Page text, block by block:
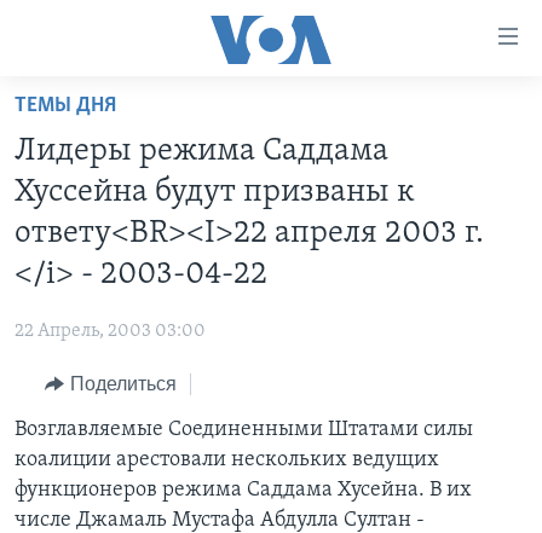
Перейти
основной
контент
Перейти
основной
Перейти
поиск
ПРОГРАММЫ
НОВОСТИ ЗА МИНУТУ
ПОЧЕМУ ЭТО ВАЖНО?
ДИСКУССИЯ VOA
ДЕТАЛИ
НЬЮ-ЙОРК NEW YORK
АМЕРИКА. БОЛЬШОЕ ПУТЕШЕСТВИЕ
ПРОЕКТЫ
УЧИМ АНГЛИЙСКИЙ
А КАК В АМЕРИКЕ?
АРТЕФАКТЫ
АМЕРИКАНСКИЕ ГОРОДКИ
ЭКСПЕРТИЗА
ФАКТЫ ПРОТИВ ФЕЙКОВ
ЗА СВОБОДУ ПРЕССЫ
УЧИМ АНГЛИЙСКИЙ
ВИДЕО
ПОДПИСКА НА НОВОСТИ
ТЕМЫ ДНЯ
Лидеры режима Саддама
Хуссейна будут призваны к
ответу<BR><I>22 апреля 2003 г.
</i> - 2003-04-22
22 Апрель, 2003 03:00
Поделиться
Возглавляемые Соединенными Штатами силы
коалиции арестовали нескольких ведущих
функционеров режима Саддама Хусейна. В их
числе Джамаль Мустафа Абдулла Султан -